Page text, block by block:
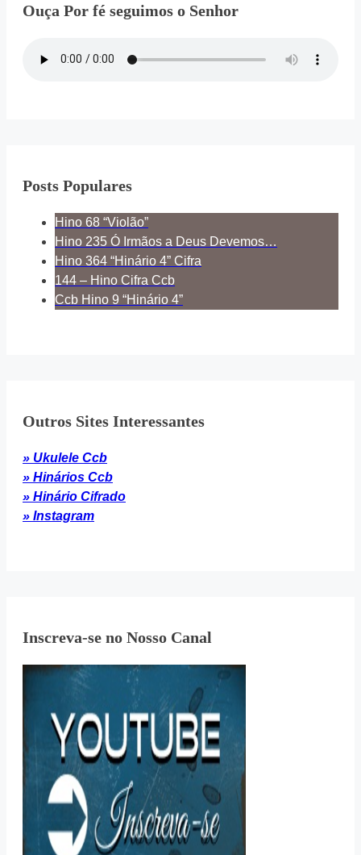
Ouça Por fé seguimos o Senhor
Posts Populares
Hino 68 “Violão”
Hino 235 Ó Irmãos a Deus Devemos…
Hino 364 “Hinário 4” Cifra
144 – Hino Cifra Ccb
Ccb Hino 9 “Hinário 4”
Outros Sites Interessantes
» Ukulele Ccb
» Hinários Ccb
» Hinário Cifrado
» Instagram
Inscreva-se no Nosso Canal